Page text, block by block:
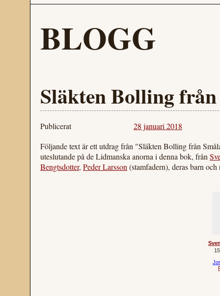
BLOGG
Släkten Bolling
Publicerat
28 januari 2018
Följande text är ett utdrag från "Släkten Bolling från
uteslutande på de Lidmanska anorna i denna bok, från
Bengtsdotter, Peder Larsson (stamfadern), deras barn och